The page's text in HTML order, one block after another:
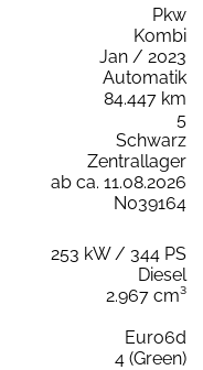
Pkw
Kombi
Jan / 2023
Automatik
84.447 km
5
Schwarz
Zentrallager
ab ca. 11.08.2026
N039164
253 kW / 344 PS
Diesel
2.967 cm³
Euro6d
4 (Green)